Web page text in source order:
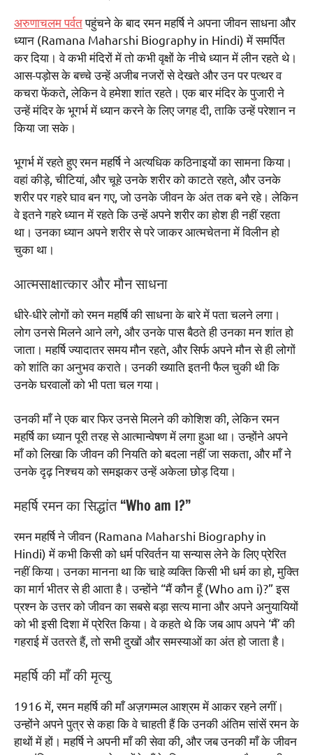
अरुणाचलम पर्वतपहुंचने के बाद रमन महर्षि ने अपना जीवन साधना और
ध्यान (Ramana Maharshi Biography in Hindi) में समर्पित
कर दिया। वे कभी मंदिरों में तो कभी वृक्षों के नीचे ध्यान में लीन रहते थे।
आस-पड़ोस के बच्चे उन्हें अजीब नजरों से देखते और उन पर पत्थर व
कचरा फेंकते, लेकिन वे हमेशा शांत रहते। एक बार मंदिर के पुजारी ने
उन्हें मंदिर के भूगर्भ में ध्यान करने के लिए जगह दी, ताकि उन्हें परेशान न
किया जा सके।
भूगर्भ में रहते हुए रमन महर्षि ने अत्यधिक कठिनाइयों का सामना किया।
वहां कीड़े, चीटियां, और चूहे उनके शरीर को काटते रहते, और उनके
शरीर पर गहरे घाव बन गए, जो उनके जीवन के अंत तक बने रहे। लेकिन
वे इतने गहरे ध्यान में रहते कि उन्हें अपने शरीर का होश ही नहीं रहता
था। उनका ध्यान अपने शरीर से परे जाकर आत्मचेतना में विलीन हो
चुका था।
आत्मसाक्षात्कार और मौन साधना
धीरे-धीरे लोगों को रमन महर्षि की साधना के बारे में पता चलने लगा।
लोग उनसे मिलने आने लगे, और उनके पास बैठते ही उनका मन शांत हो
जाता। महर्षि ज्यादातर समय मौन रहते, और सिर्फ अपने मौन से ही लोगों
को शांति का अनुभव कराते। उनकी ख्याति इतनी फैल चुकी थी कि
उनके घरवालों को भी पता चल गया।
उनकी माँ ने एक बार फिर उनसे मिलने की कोशिश की, लेकिन रमन
महर्षि का ध्यान पूरी तरह से आत्मान्वेषण में लगा हुआ था। उन्होंने अपने
माँ को लिखा कि जीवन की नियति को बदला नहीं जा सकता, और माँ ने
उनके दृढ़ निश्चय को समझकर उन्हें अकेला छोड़ दिया।
महर्षि रमन का सिद्धांत “Who am I?”
रमन महर्षि ने जीवन (Ramana Maharshi Biography in
Hindi) में कभी किसी को धर्म परिवर्तन या सन्यास लेने के लिए प्रेरित
नहीं किया। उनका मानना था कि चाहे व्यक्ति किसी भी धर्म का हो, मुक्ति
का मार्ग भीतर से ही आता है। उन्होंने “मैं कौन हूँ (Who am i)?” इस
प्रश्न के उत्तर को जीवन का सबसे बड़ा सत्य माना और अपने अनुयायियों
को भी इसी दिशा में प्रेरित किया। वे कहते थे कि जब आप अपने ‘मैं’ की
गहराई में उतरते हैं, तो सभी दुखों और समस्याओं का अंत हो जाता है।
महर्षि की माँ की मृत्यु
1916 में, रमन महर्षि की माँ अज़गम्मल आश्रम में आकर रहने लगीं।
उन्होंने अपने पुत्र से कहा कि वे चाहती हैं कि उनकी अंतिम सांसें रमन के
हाथों में हों। महर्षि ने अपनी माँ की सेवा की, और जब उनकी माँ के जीवन